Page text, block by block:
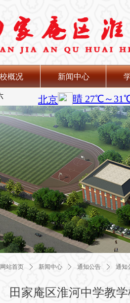
概况 新闻中心
田家庵区淮河中学教
网站首页 ꄲ 新闻中心 ꄲ 通知公告 ꄲ 通知